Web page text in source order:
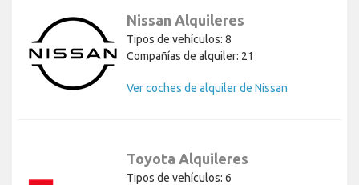
Nissan Alquileres
Tipos de vehículos: 8
Compañías de alquiler: 21
Ver coches de alquiler de Nissan
Toyota Alquileres
Tipos de vehículos: 6